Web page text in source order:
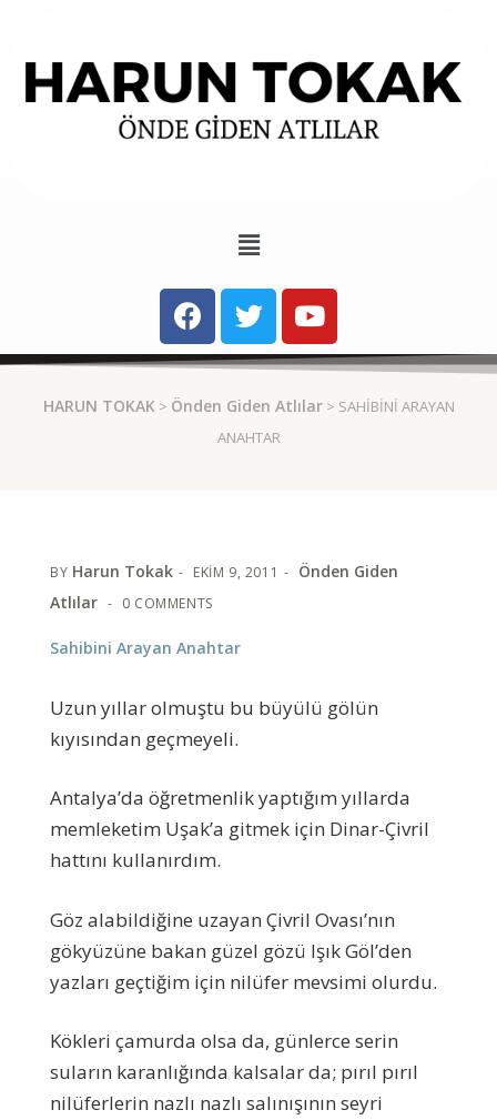
HARUN TOKAK > Önden Giden Atlılar> SAHIBINI ARAYAN
ANAHTAR
BY Harun Tokak EKIM 9, 2011
Önden Giden
Atlılar
0 COMMENTS
Sahibini Arayan Anahtar
Uzun yıllar olmuştu bu büyülü gölün
kıyısından geçmeyeli.
Antalya’da öğretmenlik yaptığım yıllarda
memleketim Uşak’a gitmek için Dinar-Çivril
hattını kullanırdım.
Göz alabildiğine uzayan Çivril Ovası’nın
gökyüzüne bakan güzel gözü Işık Göl’den
yazları geçtiğim için nilüfer mevsimi olurdu.
Kökleri çamurda olsa da, günlerce serin
suların karanlığında kalsalar da; pırıl pırıl
nilüferlerin nazlı nazlı salınışının seyri